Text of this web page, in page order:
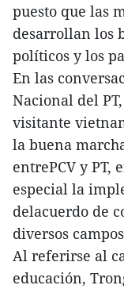
puesto que las
desarrollan los
políticos y los
En las
Nacional del
visitante
la buena
entrePCV y PT,
especial la
delacuerdo de
diversos
Al referirse al
educación,